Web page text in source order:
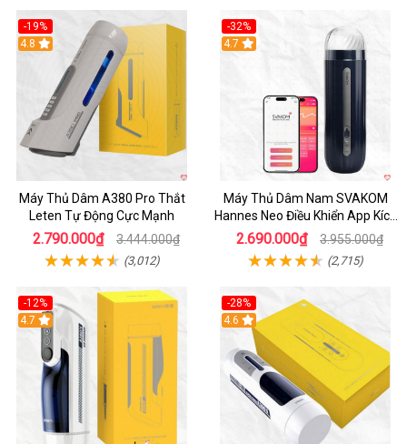
-19%
Hot
4.8
Máy Thủ Dâm A380 Pro Thắt
Leten Tự Động Cực Mạnh
2.790.000₫ 3.444.000₫
(3,012)
-32%
Hot
4.7
Máy Thủ Dâm Nam SVAKOM
Hannes Neo Điều Khiển App Kích
Thích
2.690.000₫ 3.955.000₫
(2,715)
-12%
Hot
4.7
-28%
Hot
4.6